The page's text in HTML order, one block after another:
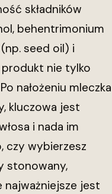
składników
behentrimonium
seed oil) i
nie tylko
nałożeniu mleczka
kluczowa jest
i nada im
czy wybierzesz
stonowany,
najważniejsze jest